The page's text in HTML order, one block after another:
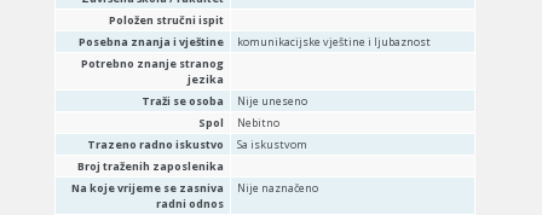
Položen stručni ispit
Posebna znanja i vještine
komunikacijske vještine i ljubaznost
Potrebno znanje stranog
jezika
Traži se osoba
Nije uneseno
Spol
Nebitno
Trazeno radno iskustvo
Sa iskustvom
Broj traženih zaposlenika
Na koje vrijeme se zasniva
radni odnos
Nije naznačeno